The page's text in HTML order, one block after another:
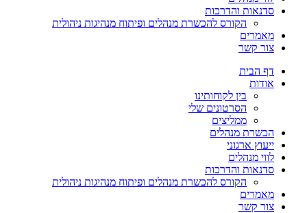
סדנאות והדרכות
הקורס להכשרת מנהלים ופיתוח מנהיגות ניהולית
מאמרים
צור קשר
דף הבית
אודות
בין לקוחותינו
הסרטונים שלי
ממליצים
הכשרת מנהלים
ייעוץ ארגוני
לווי מנהלים
סדנאות והדרכות
הקורס להכשרת מנהלים ופיתוח מנהיגות ניהולית
מאמרים
צור קשר